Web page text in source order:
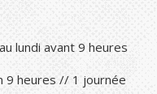
lundi avant 9 heures
9 heures // 1 journée